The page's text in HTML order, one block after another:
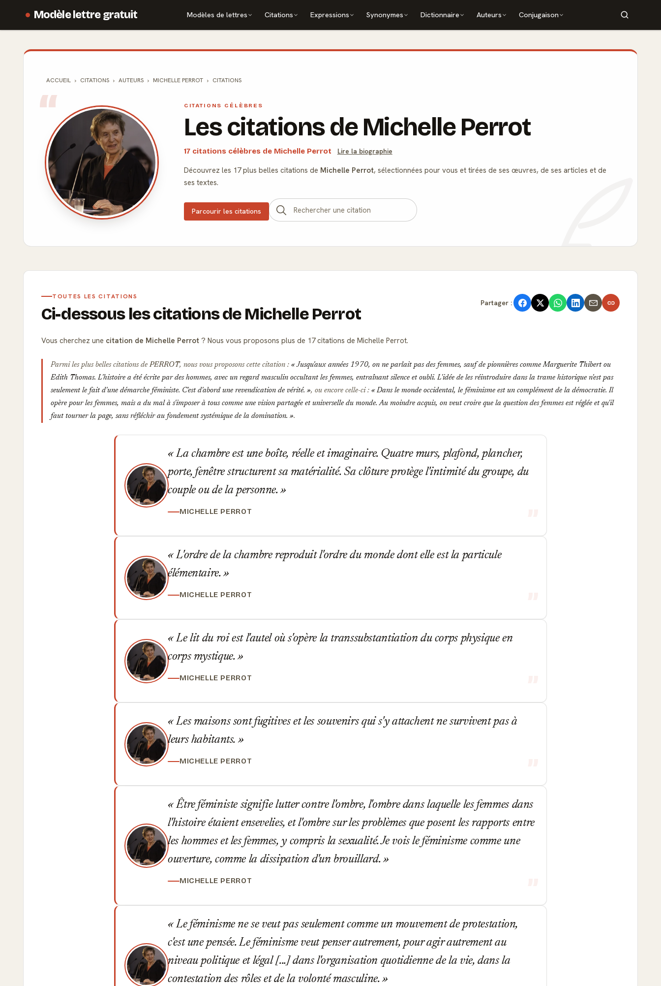
Modèle lettre gratuit Modèles de lettres Citations Expressions Synonymes Dictionnaire Auteurs Conjugaison
ACCUEIL CITATIONS AUTEURS MICHELLE PERROT CITATIONS
CITATIONS CÉLÈBRES
Les citations de Michelle Perrot
17 citations célèbres de Michelle Perrot Lire la biographie
Découvrez les 17 plus belles citations de Michelle Perrot, sélectionnées pour vous et tirées de ses œuvres, de ses articles et de
ses textes.
Parcourir les citations
TOUTES LES CITATIONS
Ci-dessous les citations de Michelle Perrot
Partager :
Vous cherchez une citation de Michelle Perrot ? Nous vous proposons plus de 17 citations de Michelle Perrot.
Parmi les plus belles citations de PERROT, nous vous proposons cette citation :
Jusqu'aux années 1970, on ne parlait pas des femmes, sauf de pionnières comme Marguerite Thibert ou
Edith Thomas. L'histoire a été écrite par des hommes, avec un regard masculin occultant les femmes, entraînant silence et oubli. L'idée de les réintroduire dans la trame historique n'est pas
seulement le fait d'une démarche féministe. C'est d'abord une revendication de vérité.
, ou encore celle-ci :
Dans le monde occidental, le féminisme est un complément de la démocratie. Il
opère pour les femmes, mais a du mal à s'imposer à tous comme une vision partagée et universelle du monde. Au moindre acquis, on veut croire que la question des femmes est réglée et qu'il
faut tourner la page, sans réfléchir au fondement systémique de la domination.
.
La chambre est une boîte, réelle et imaginaire. Quatre murs, plafond, plancher,
porte, fenêtre structurent sa matérialité. Sa clôture protège l'intimité du groupe, du
couple ou de la personne.
MICHELLE PERROT
L'ordre de la chambre reproduit l'ordre du monde dont elle est la particule
élémentaire.
MICHELLE PERROT
Le lit du roi est l'autel où s'opère la transsubstantiation du corps physique en
corps mystique.
MICHELLE PERROT
Les maisons sont fugitives et les souvenirs qui s'y attachent ne survivent pas à
leurs habitants.
MICHELLE PERROT
Être féministe signifie lutter contre l'ombre, l'ombre dans laquelle les femmes dans
l'histoire étaient ensevelies, et l'ombre sur les problèmes que posent les rapports entre
les hommes et les femmes, y compris la sexualité. Je vois le féminisme comme une
ouverture, comme la dissipation d'un brouillard.
MICHELLE PERROT
Le féminisme ne se veut pas seulement comme un mouvement de protestation,
c'est une pensée. Le féminisme veut penser autrement, pour agir autrement au
niveau politique et légal [...] dans l'organisation quotidienne de la vie, dans la
contestation des rôles et de la volonté masculine.